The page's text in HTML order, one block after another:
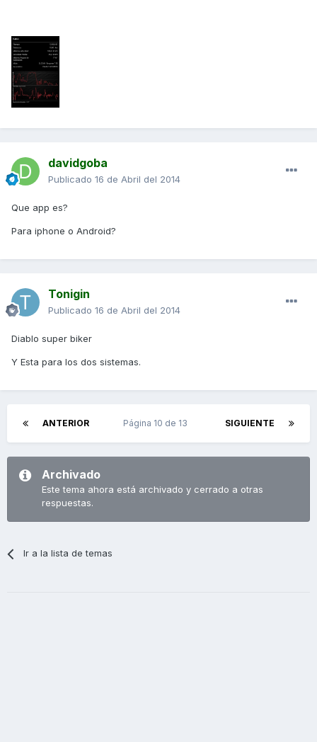
davidgoba
Publicado 16 de Abril del 2014
Que app es?
Para iphone o Android?
Tonigin
Publicado 16 de Abril del 2014
Diablo super biker
Y Esta para los dos sistemas.
ANTERIOR SIGUIENTE
Página 10 de 13
Archivado
Este tema ahora está archivado y cerrado a otras
respuestas.
Ir a la lista de temas